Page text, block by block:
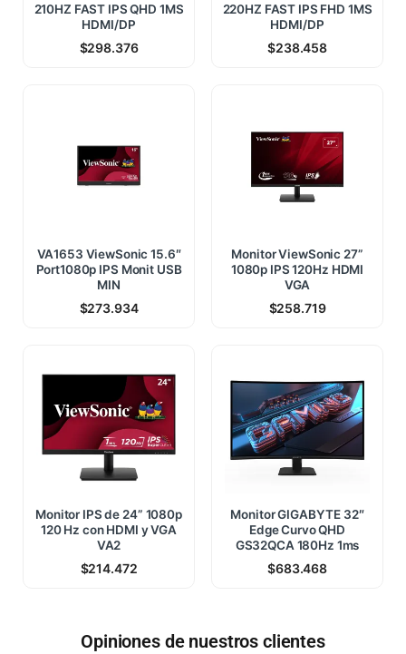
210HZ FAST IPS QHD 1MS
HDMI/DP
$298.376
220HZ FAST IPS FHD 1MS
HDMI/DP
$238.458
VA1653 ViewSonic 15.6″
Port1080p IPS Monit USB
MIN
$273.934
Monitor ViewSonic 27”
1080p IPS 120Hz HDMI
VGA
$258.719
Monitor IPS de 24” 1080p
120 Hz con HDMI y VGA
VA2
$214.472
Monitor GIGABYTE 32″
Edge Curvo QHD
GS32QCA 180Hz 1ms
$683.468
Opiniones de nuestros clientes